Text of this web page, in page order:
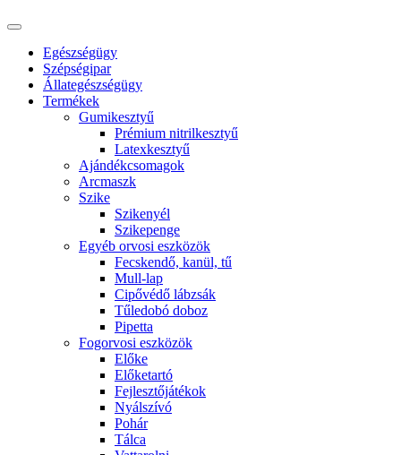
Egészségügy
Szépségipar
Állategészségügy
Termékek
Gumikesztyű
Prémium nitrilkesztyű
Latexkesztyű
Ajándékcsomagok
Arcmaszk
Szike
Szikenyél
Szikepenge
Egyéb orvosi eszközök
Fecskendő, kanül, tű
Mull-lap
Cipővédő lábzsák
Tűledobó doboz
Pipetta
Fogorvosi eszközök
Előke
Előketartó
Fejlesztőjátékok
Nyálszívó
Pohár
Tálca